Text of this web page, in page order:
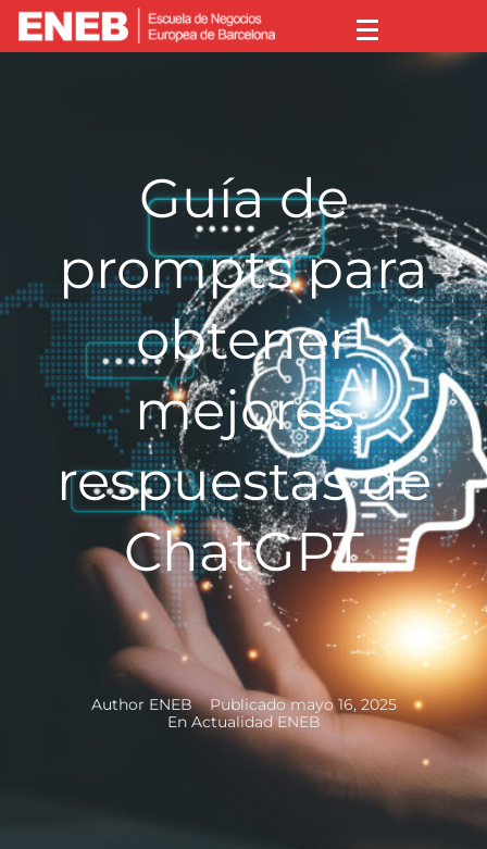
Guía de
prompts para
obtener
mejores
respuestas de
ChatGPT
Author ENEB Publicadomayo 16, 2025
En Actualidad ENEB